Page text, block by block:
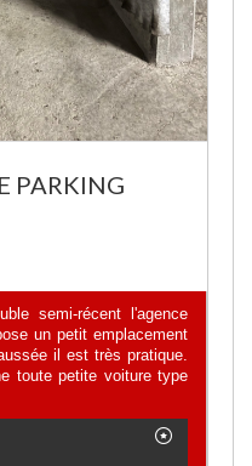
PARKING
semi-récent l'agence
un petit emplacement
il est très pratique.
toute petite voiture type